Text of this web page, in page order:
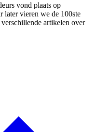
vond plaats op
later vieren we de 100ste
artikelen over